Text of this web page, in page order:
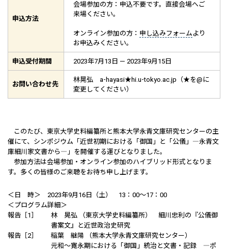
申込方法
会場参加の方：申込不要です。直接会場へご
来場ください。
オンライン参加の方： 申し込みフォーム より
お申込みください。
申込受付期間 2023年7月13日 — 2023年9月15日
お問い合わせ先
林晃弘 a-hayasi★hi.u-tokyo.ac.jp（★を@に
変更してください）
このたび、東京大学史料編纂所と熊本大学永青文庫研究センターの主
催にて、シンポジウム「近世初期における「御国」と「公儀」―永青文
庫細川家文書から―」を開催する運びとなりました。
参加方法は会場参加・オンライン参加のハイブリッド形式となりま
す。多くの皆様のご来聴をお待ち申し上げます。
＜日 時＞ 2023年9月16日（土） 13：00～17：00
＜プログラム詳細＞
報告［1］
林 晃弘 （東京大学史料編纂所） 細川忠利の『公儀御
書案文』と近世政治史研究
報告［2］
稲葉 継陽 （熊本大学永青文庫研究センター）
元和～寛永期における「御国」統治と文書・記録 ―ポ